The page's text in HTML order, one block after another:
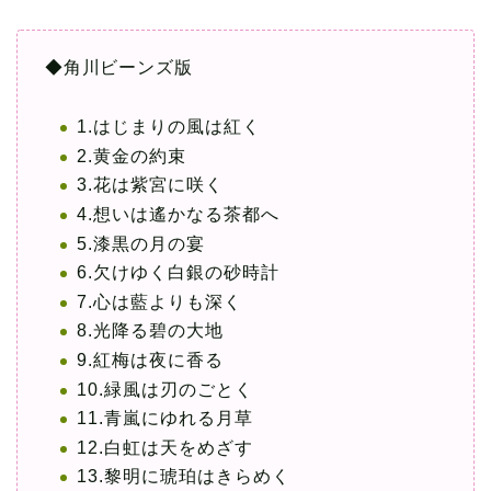
◆角川ビーンズ版
1.はじまりの風は紅く
2.黄金の約束
3.花は紫宮に咲く
4.想いは遙かなる茶都へ
5.漆黒の月の宴
6.欠けゆく白銀の砂時計
7.心は藍よりも深く
8.光降る碧の大地
9.紅梅は夜に香る
10.緑風は刃のごとく
11.青嵐にゆれる月草
12.白虹は天をめざす
13.黎明に琥珀はきらめく